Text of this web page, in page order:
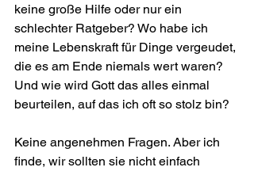
keine große Hilfe oder nur ein
schlechter Ratgeber? Wo habe ich
meine Lebenskraft für Dinge vergeudet,
die es am Ende niemals wert waren?
Und wie wird Gott das alles einmal
beurteilen, auf das ich oft so stolz bin?
Keine angenehmen Fragen. Aber ich
finde, wir sollten sie nicht einfach